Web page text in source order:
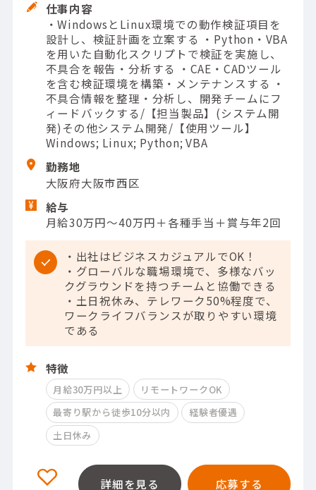
仕事内容
・WindowsとLinux環境での動作検証項目を
設計し、検証計画を立案する ・Python・VBA
を用いた自動化スクリプトで検証を実施し、
不具合を報告・分析する ・CAE・CADツール
を含む検証環境を構築・メンテナンスする ・
不具合情報を整理・分析し、開発チームにフ
ィードバックする/【担当製品】(システム開
発)その他システム開発/【使用ツール】
Windows; Linux; Python; VBA
勤務地
大阪府大阪市西区
給与
月給30万円～40万円＋各種手当＋賞与年2回
・出社はビジネスカジュアルでOK！
・グローバルな職場環境で、多様なバッ
クグラウンドを持つチームと協働できる
・土日祝休み、テレワーク50%程度で、
ワークライフバランスが取りやすい環境
である
特徴
月給30万円以上
リモートワークOK
最寄り駅から徒歩10分以内
経験者優遇
土日休み
詳細を見る 応募する